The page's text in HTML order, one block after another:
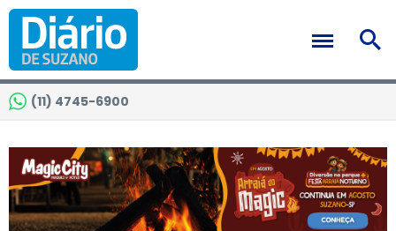
(11) 4745-6900